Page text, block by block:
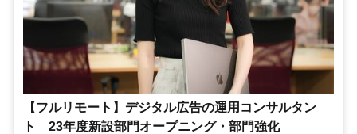
【フルリモート】デジタル広告の運用コンサルタン
ト 23年度新設部門オープニング・部門強化